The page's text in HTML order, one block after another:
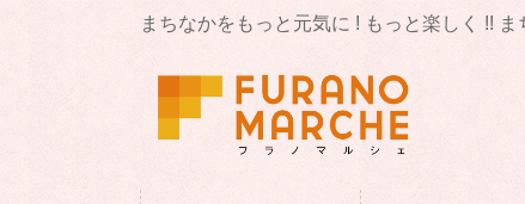
まちなかをもっと元気に ! もっと楽しく !!